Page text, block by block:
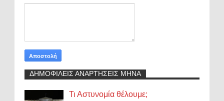
ΔΗΜΟΦΙΛΕΙΣ ΑΝΑΡΤΗΣΕΙΣ ΜΗΝΑ
Τι Αστυνομία θέλουμε;